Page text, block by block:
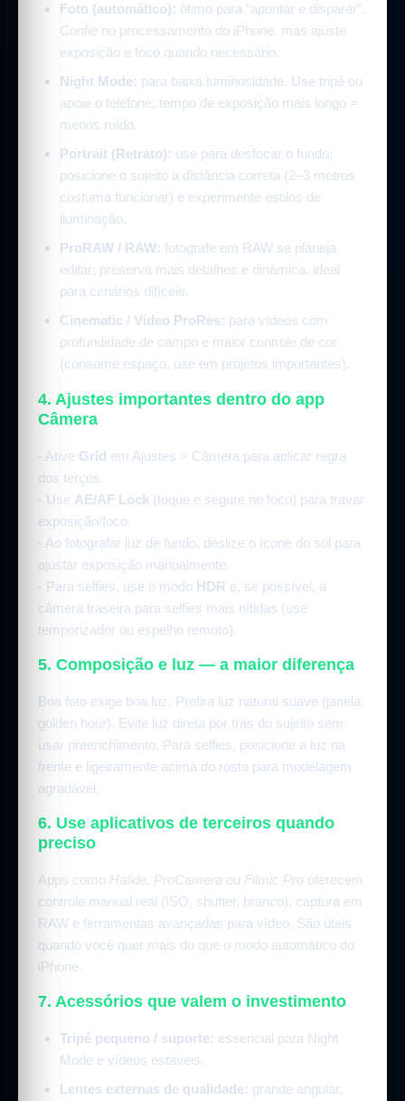
Foto (automático): ótimo para “apontar e disparar”.
Confie no processamento do iPhone, mas ajuste
exposição e foco quando necessário.
Night Mode: para baixa luminosidade. Use tripé ou
apoie o telefone; tempo de exposição mais longo =
menos ruído.
Portrait (Retrato): use para desfocar o fundo;
posicione o sujeito a distância correta (2–3 metros
costuma funcionar) e experimente estilos de
iluminação.
ProRAW / RAW: fotografe em RAW se planeja
editar; preserva mais detalhes e dinâmica, ideal
para cenários difíceis.
Cinematic / Vídeo ProRes: para vídeos com
profundidade de campo e maior controle de cor
(consome espaço, use em projetos importantes).
4. Ajustes importantes dentro do app
Câmera
- Ative Grid em Ajustes > Câmera para aplicar regra
dos terços.
- Use AE/AF Lock (toque e segure no foco) para travar
exposição/foco.
- Ao fotografar luz de fundo, deslize o ícone do sol para
ajustar exposição manualmente.
- Para selfies, use o modo HDR e, se possível, a
câmera traseira para selfies mais nítidas (use
temporizador ou espelho remoto).
5. Composição e luz — a maior diferença
Boa foto exige boa luz. Prefira luz natural suave (janela,
golden hour). Evite luz direta por trás do sujeito sem
usar preenchimento. Para selfies, posicione a luz na
frente e ligeiramente acima do rosto para modelagem
agradável.
6. Use aplicativos de terceiros quando
preciso
Apps como Halide, ProCamera ou Filmic Pro oferecem
controle manual real (ISO, shutter, branco), captura em
RAW e ferramentas avançadas para vídeo. São úteis
quando você quer mais do que o modo automático do
iPhone.
7. Acessórios que valem o investimento
Tripé pequeno / suporte: essencial para Night
Mode e vídeos estáveis.
Lentes externas de qualidade: grande angular,